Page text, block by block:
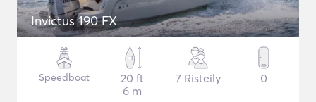
Invictus 190 FX
Speedboat
20 ft
6 m
7 Risteily 0